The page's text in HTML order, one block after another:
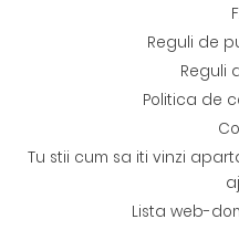
Reguli de
Reguli
Politica de
Tu stii cum sa iti vinzi
Lista web-